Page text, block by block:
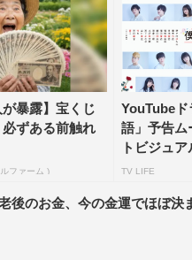
が暴露】宝くじ
ずある前触れ
ファーム )
YouTube
語」予告ム
トビジュ
TV LIFE
後のお金、今の金運でほぼ決